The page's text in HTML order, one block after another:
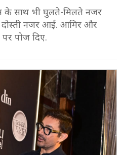
के साथ भी घुलते-मिलते नजर
दोस्ती नजर आई. आमिर और
पोज दिए.